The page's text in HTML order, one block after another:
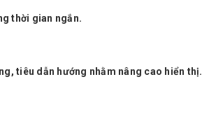
thời gian ngắn.
tiêu dẫn hướng nhằm nâng cao hiển thị.